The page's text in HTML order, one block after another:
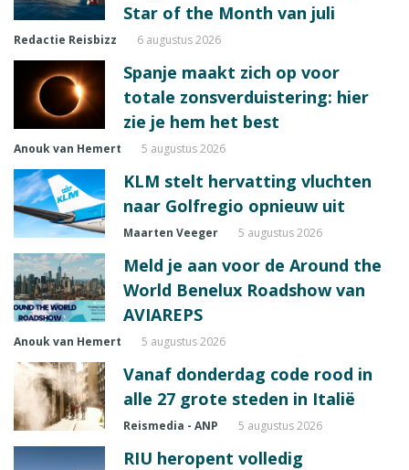
Star of the Month van juli
Redactie Reisbizz 6 augustus 2026
Spanje maakt zich op voor
totale zonsverduistering: hier
zie je hem het best
Anouk van Hemert 5 augustus 2026
KLM stelt hervatting vluchten
naar Golfregio opnieuw uit
Maarten Veeger 5 augustus 2026
Meld je aan voor de Around the
World Benelux Roadshow van
AVIAREPS
Anouk van Hemert 5 augustus 2026
Vanaf donderdag code rood in
alle 27 grote steden in Italië
Reismedia - ANP 5 augustus 2026
RIU heropent volledig